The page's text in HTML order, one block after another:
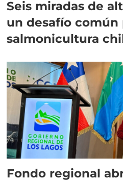
Seis miradas de
un desafío común
salmonicultura
Fondo regional